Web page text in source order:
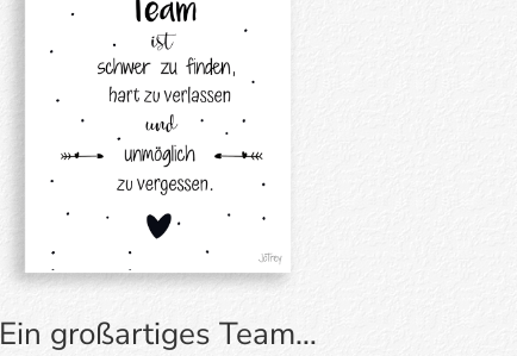
Ein großartiges Team…